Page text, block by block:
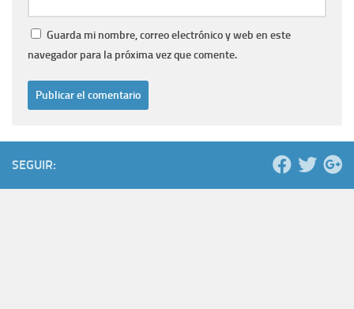
Guarda mi nombre, correo electrónico y web en este
navegador para la próxima vez que comente.
SEGUIR: